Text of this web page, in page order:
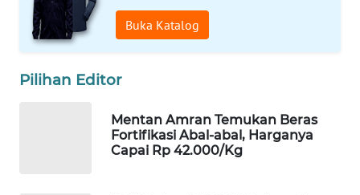
Buka Katalog
Pilihan Editor
Mentan Amran Temukan Beras
Fortifikasi Abal-abal, Harganya
Capai Rp 42.000/Kg
WAHANA
DESA
WISATA
LAPAK